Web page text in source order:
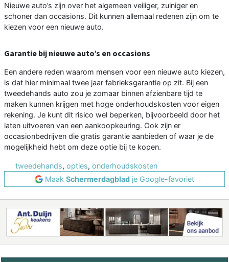
Nieuwe auto’s zijn over het algemeen veiliger, zuiniger en
schoner dan occasions. Dit kunnen allemaal redenen zijn om te
kiezen voor een nieuwe auto.
Garantie bij nieuwe auto’s en occasions
Een andere reden waarom mensen voor een nieuwe auto kiezen,
is dat hier minimaal twee jaar fabrieksgarantie op zit. Bij een
tweedehands auto zou je zomaar binnen afzienbare tijd te
maken kunnen krijgen met hoge onderhoudskosten voor eigen
rekening. Je kunt dit risico wel beperken, bijvoorbeeld door het
laten uitvoeren van een aankoopkeuring. Ook zijn er
occasionbedrijven die gratis garantie aanbieden of waar je de
mogelijkheid hebt om deze optie bij te kopen.
tweedehands, opties, onderhoudskosten
Maak Schermerdagblad je Google-favoriet